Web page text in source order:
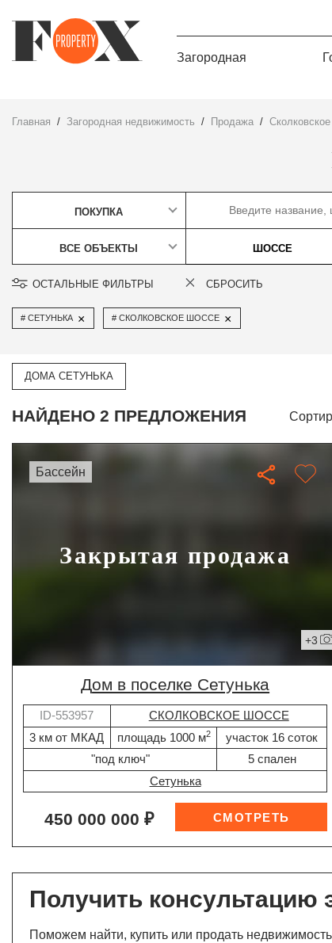
Загородная
Главная Загородная недвижимость Продажа
ПОКУПКА
ВСЕ ОБЪЕКТЫ ШОССЕ
ОСТАЛЬНЫЕ ФИЛЬТРЫ СБРОСИТЬ
СЕТУНЬКА × СКОЛКОВСКОЕ ШОССЕ ×
ДОМА СЕТУНЬКА
НАЙДЕНО 2 ПРЕДЛОЖЕНИЯ
бассейн
Закрытая продажа
+3
дом в поселке Сетунька
ID-553957
СКОЛКОВСКОЕ ШОССЕ
3 км от МКАД
площадь 1000 м2
участок 16 соток
"под ключ"
5 спален
Сетунька
450 000 000 ₽
Получить консультацию
Поможем найти, купить или продать недвижимость